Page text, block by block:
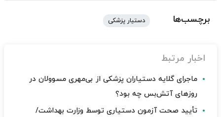
برچسب‌ها دستیار پزشکی
اخبار مرتبط
ماجرای گلایه دستیاران پزشکی از بی‌مهری مسوولان در
روزهای آتش‌بس چه بود؟
تأیید صحت آزمون دستیاری توسط وزارت بهداشت/